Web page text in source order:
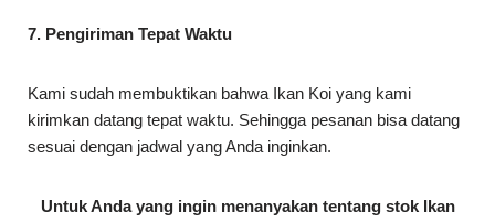
7. Pengiriman Tepat Waktu
Kami sudah membuktikan bahwa Ikan Koi yang kami
kirimkan datang tepat waktu. Sehingga pesanan bisa datang
sesuai dengan jadwal yang Anda inginkan.
Untuk Anda yang ingin menanyakan tentang stok Ikan